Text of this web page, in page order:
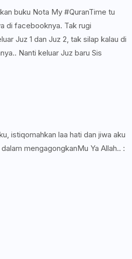
buku Nota My #QuranTime tu
di facebooknya. Tak rugi
Juz 1 dan Juz 2, tak silap kalau di
Nanti keluar Juz baru Sis
istiqomahkan laa hati dan jiwa aku
mengagongkanMu Ya Allah.. :